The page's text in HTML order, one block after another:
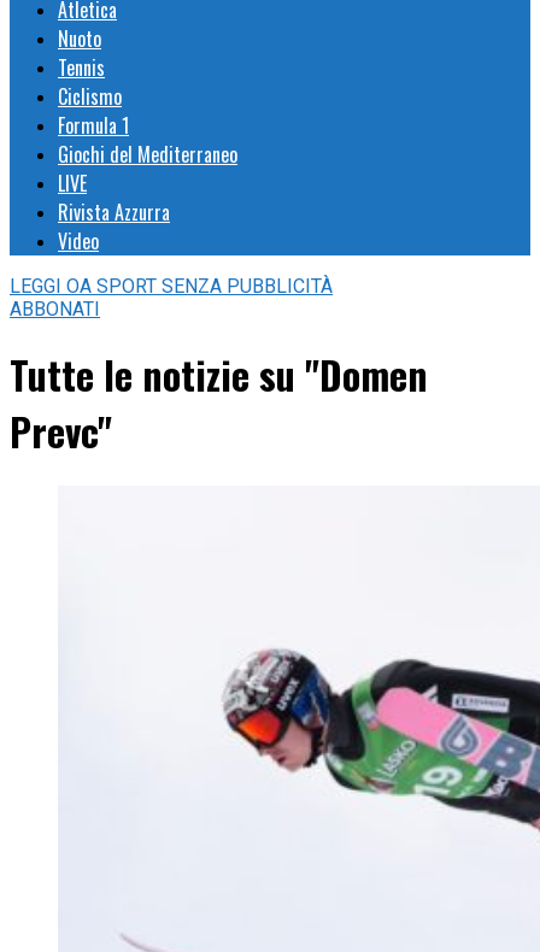
Atletica
Nuoto
Tennis
Ciclismo
Formula 1
Giochi del Mediterraneo
LIVE
Rivista Azzurra
Video
LEGGI OA SPORT SENZA PUBBLICITÀ
ABBONATI
Tutte le notizie su "Domen
Prevc"